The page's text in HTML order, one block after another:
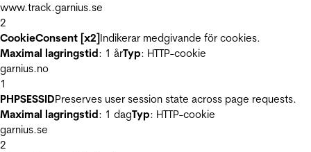
www.track.garnius.se
2
CookieConsent [x2]Indikerar medgivande för cookies.
Maximal lagringstid: 1 årTyp: HTTP-cookie
garnius.no
1
PHPSESSIDPreserves user session state across page requests.
Maximal lagringstid: 1 dagTyp: HTTP-cookie
garnius.se
2